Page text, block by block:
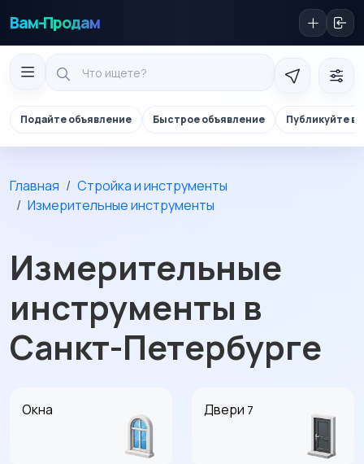
Вам-Продам
Подайте объявление Быстрое объявление Публикуйте в
Главная
Стройка и инструменты
Измерительные инструменты
Измерительные
инструменты в
Санкт-Петербурге
Окна Двери 7